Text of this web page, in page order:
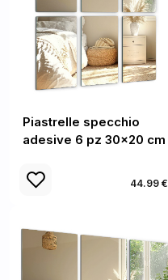
Piastrelle specchio
adesive 6 pz 30x20 cm
44.99 €